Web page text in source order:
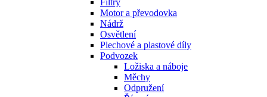
Filtry
Motor a převodovka
Nádrž
Osvětlení
Plechové a plastové díly
Podvozek
Ložiska a náboje
Měchy
Odpružení